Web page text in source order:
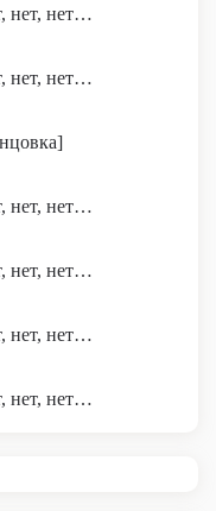
нет, нет…
нет, нет…
нет, нет…
нет, нет…
нет, нет…
нет, нет…